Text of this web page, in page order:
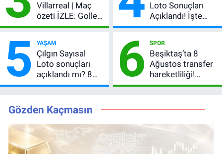
Villarreal | Maç
özeti İZLE: Goller
peş peşe geldi,
kırmızı kart gördü!
Loto Sonuçları
Açıklandı! İşte
Kazandıran 6
5 YAŞAM
Çılgın Sayısal
Loto sonuçları
açıklandı mı? 8
Ağustos 2026
numaralar
6 SPOR
Beşiktaş’ta 8
Ağustos transfer
hareketliliği!
Yönetim 5 bölge
Gözden Kaçmasın